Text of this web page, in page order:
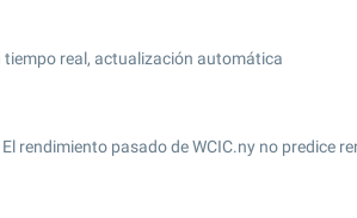
tiempo real, actualización automática
El rendimiento pasado de WCIC.ny no predice